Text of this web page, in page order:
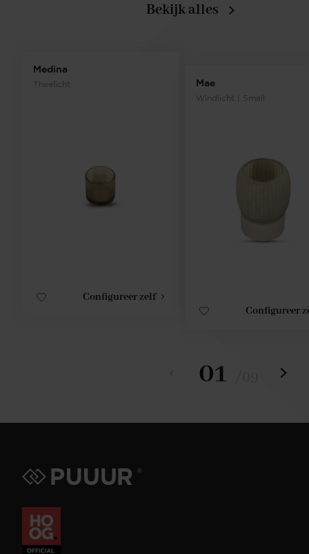
Medina
Theelicht
Configureer zelf
Mae
Windlicht | Small
Configureer
Bekijk alles
01